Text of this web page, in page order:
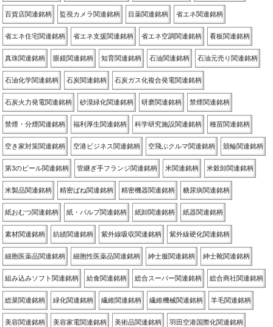
百貨店関連銘柄 監視カメラ関連銘柄 目薬関連銘柄 省エネ関連銘柄
省エネ住宅関連銘柄 省エネ支援関連銘柄 省エネ空調関連銘柄 看板関連銘柄
真珠関連銘柄 眼鏡関連銘柄 知育関連銘柄 石油関連銘柄 石油元売り関連銘柄
石油化学関連銘柄 石炭関連銘柄 石炭ガス化複合発電関連銘柄
石炭火力発電関連銘柄 砂漠緑化関連銘柄 研磨関連銘柄 禁煙関連銘柄
禁煙・分煙関連銘柄 福利厚生関連銘柄 科学研究施設関連銘柄 種苗関連銘柄
空き家対策関連銘柄 空港ビジネス関連銘柄 空飛ぶクルマ関連銘柄 競輪関連銘柄
第3のビール関連銘柄 管継ぎ手フランジ関連銘柄 米関連銘柄 米穀卸関連銘柄
米製品関連銘柄 精密ばね関連銘柄 精密機器関連銘柄 糖尿病関連銘柄
紙おむつ関連銘柄 紙・パルプ関連銘柄 紙卸関連銘柄 紙器関連銘柄
素材関連銘柄 紡績関連銘柄 紫外線吸収関連銘柄 紫外線硬化関連銘柄
細胞医薬品関連銘柄 細胞性医薬品関連銘柄 紳士服関連銘柄 紳士靴関連銘柄
組み込みソフト関連銘柄 給食関連銘柄 総合スーパー関連銘柄 総合商社関連銘柄
総菜関連銘柄 緑化関連銘柄 繊維関連銘柄 繊維機械関連銘柄 羊毛関連銘柄
美容関連銘柄 美容家電関連銘柄 美術品関連銘柄 羽田空港国際化関連銘柄